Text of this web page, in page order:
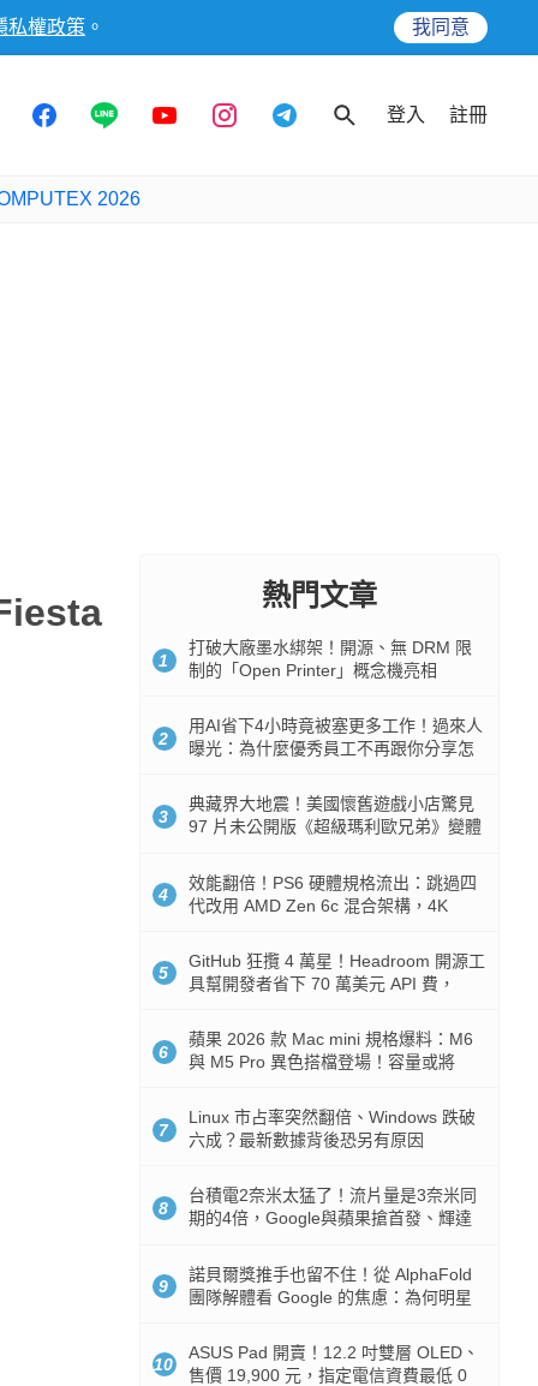
私權政策 。 我同意
登入 註冊
2026
熱門文章
1
打破大廠墨水綁架！開源、無 DRM 限
制的「Open Printer」概念機亮相
2
用AI省下4小時竟被塞更多工作！過來人
曝光：為什麼優秀員工不再跟你分享怎
3
典藏界大地震！美國懷舊遊戲小店驚見
97 片未公開版《超級瑪利歐兄弟》變體
4
效能翻倍！PS6 硬體規格流出：跳過四
代改用 AMD Zen 6c 混合架構，4K
5
GitHub 狂攬 4 萬星！Headroom 開源工
具幫開發者省下 70 萬美元 API 費，
6
蘋果 2026 款 Mac mini 規格爆料：M6
與 M5 Pro 異色搭檔登場！容量或將
7
Linux 市占率突然翻倍、Windows 跌破
六成？最新數據背後恐另有原因
8
台積電2奈米太猛了！流片量是3奈米同
期的4倍，Google與蘋果搶首發、輝達
9
諾貝爾獎推手也留不住！從 AlphaFold
團隊解體看 Google 的焦慮：為何明星
10
ASUS Pad 開賣！12.2 吋雙層 OLED、
售價 19,900 元，指定電信資費最低 0